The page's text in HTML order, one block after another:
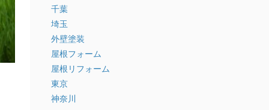
千葉
埼玉
外壁塗装
屋根フォーム
屋根リフォーム
東京
神奈川